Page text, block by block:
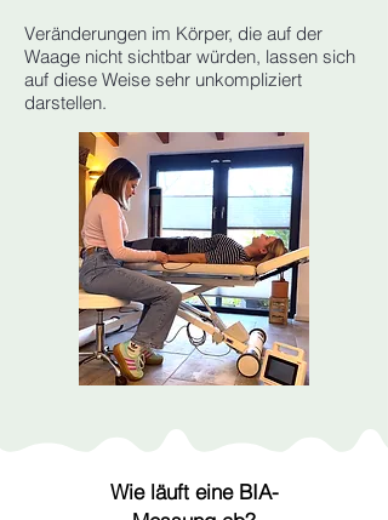
Veränderungen im Körper, die auf der
Waage nicht sichtbar würden, lassen sich
auf diese Weise sehr unkompliziert
darstellen.
Wie läuft eine BIA-